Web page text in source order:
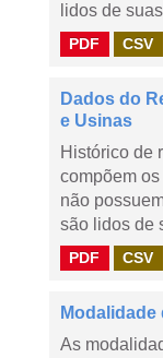
lidos de
PDF CSV
Dados do
e Usinas
Histórico de
compõem
não
são lidos de
PDF CSV
Modalidade
As